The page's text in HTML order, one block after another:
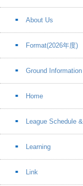
About Us
Format(2026年度)
Ground Information
Home
League Schedule
Learning
Link